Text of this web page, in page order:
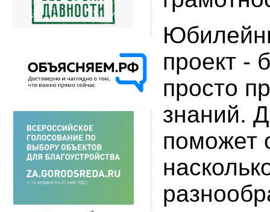
проект -
просто
знаний.
поможет